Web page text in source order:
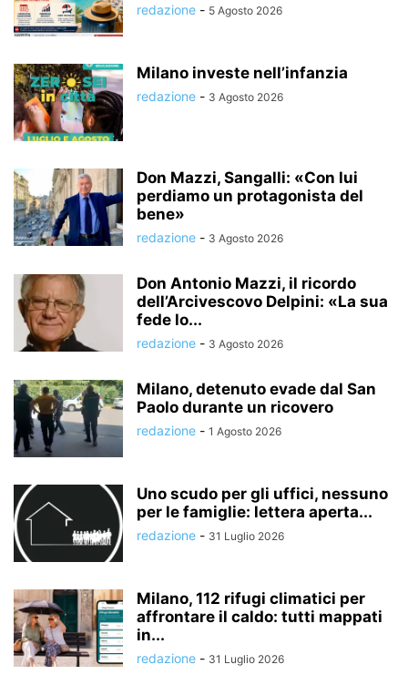
redazione - 5 Agosto 2026
Milano investe nell’infanzia
redazione - 3 Agosto 2026
Don Mazzi, Sangalli: «Con lui
perdiamo un protagonista del
bene»
redazione - 3 Agosto 2026
Don Antonio Mazzi, il ricordo
dell’Arcivescovo Delpini: «La sua
fede lo...
redazione - 3 Agosto 2026
Milano, detenuto evade dal San
Paolo durante un ricovero
redazione - 1 Agosto 2026
Uno scudo per gli uffici, nessuno
per le famiglie: lettera aperta...
redazione - 31 Luglio 2026
Milano, 112 rifugi climatici per
affrontare il caldo: tutti mappati
in...
redazione - 31 Luglio 2026